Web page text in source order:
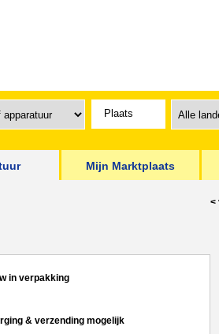
Mijn Marktplaats
<
in verpakking
& verzending mogelijk